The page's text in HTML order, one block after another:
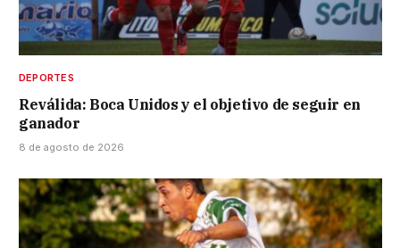
DEPORTES
Reválida: Boca Unidos y el objetivo de seguir en
ganador
8 de agosto de 2026